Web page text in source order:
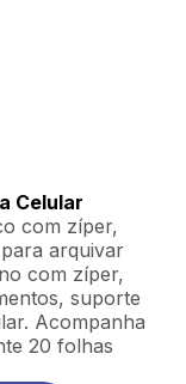
Celular
com zíper,
arquivar
com zíper,
suporte
Acompanha
20 folhas